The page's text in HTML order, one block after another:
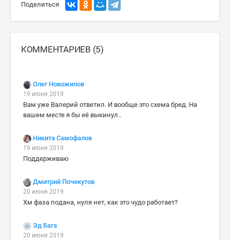
Поделиться
КОММЕНТАРИЕВ (5)
Олег Новожилов
19 июня 2019
Вам уже Валерий ответил. И вообще это схема бред. На
вашем месте я бы её выкинул..
Никита Самофалов
19 июня 2019
Поддерживаю
Дмитрий Почекутов
20 июня 2019
Хм фаза подана, нуля нет, как это чудо работает?
Эд Бага
20 июня 2019